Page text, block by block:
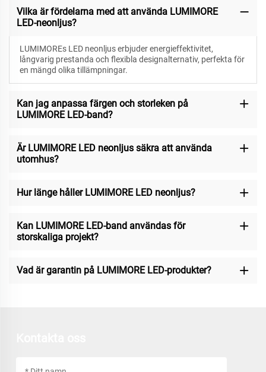
Vilka är fördelarna med att använda LUMIMORE
LED-neonljus?
LUMIMOREs LED neonljus erbjuder energieffektivitet,
långvarig prestanda och flexibla designalternativ, perfekta för
en mängd olika tillämpningar.
Kan jag anpassa färgen och storleken på
LUMIMORE LED-band?
Är LUMIMORE LED neonljus säkra att använda
utomhus?
Hur länge håller LUMIMORE LED neonljus?
Kan LUMIMORE LED-band användas för
storskaliga projekt?
Vad är garantin på LUMIMORE LED-produkter?